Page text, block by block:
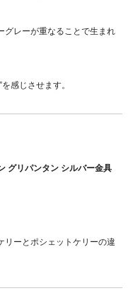
グレーが重なることで生まれ
感じさせます。
グリパンタン シルバー金具
リーとポシェットケリーの違